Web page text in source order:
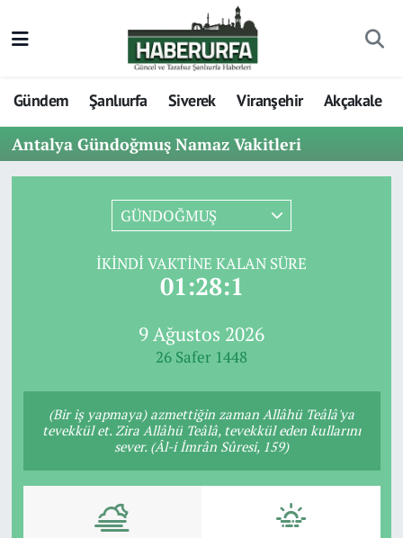
Gündem Şanlıurfa Siverek Viranşehir Akçakale
Antalya Gündoğmuş Namaz Vakitleri
GÜNDOĞMUŞ
İKINDI VAKTINE KALAN SÜRE
01:28:1
9 Ağustos 2026
26 Safer 1448
(Bir iş yapmaya) azmettiğin zaman Allâhü Teâlâ'ya
tevekkül et. Zira Allâhü Teâlâ, tevekkül eden kullarını
sever. (Âl-i İmrân Sûresi, 159)